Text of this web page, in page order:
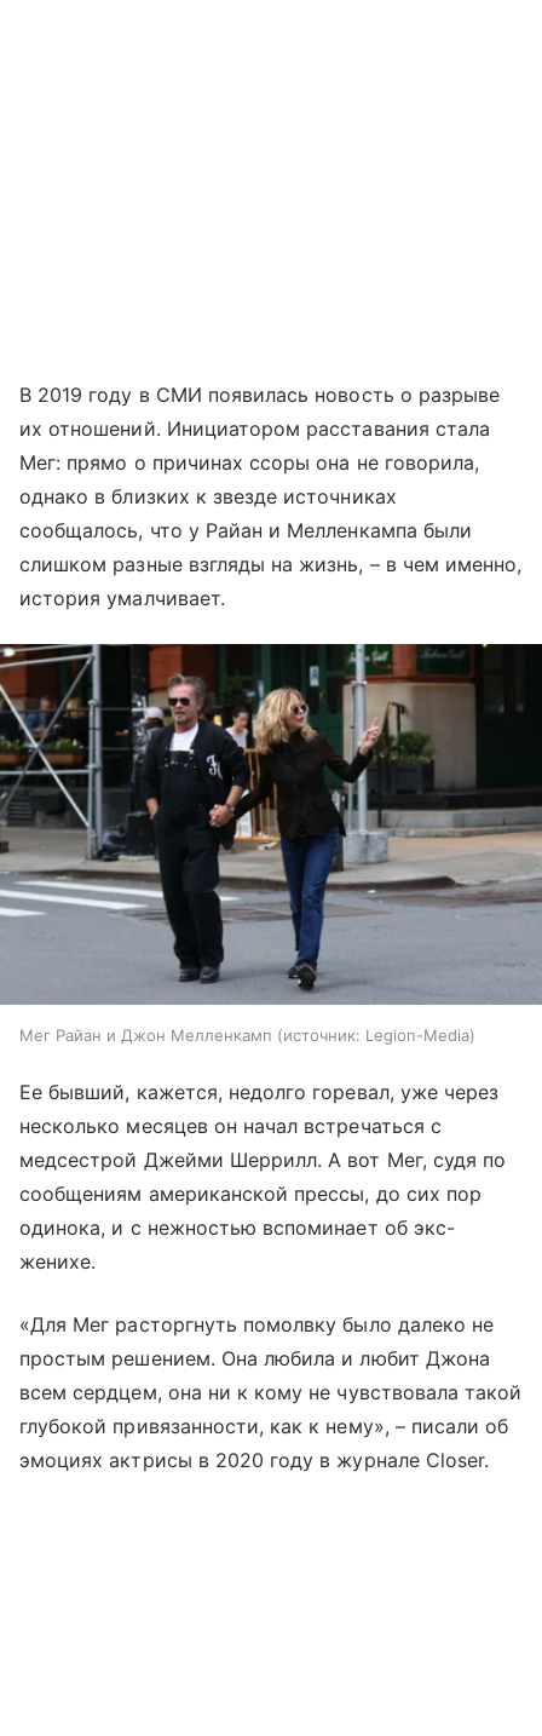
В 2019 году в СМИ появилась новость о разрыве
их отношений. Инициатором расставания стала
Мег: прямо о причинах ссоры она не говорила,
однако в близких к звезде источниках
сообщалось, что у Райан и Мелленкампа были
слишком разные взгляды на жизнь, – в чем именно,
история умалчивает.
Мег Райан и Джон Мелленкамп источник: Legion-Media
Ее бывший, кажется, недолго горевал, уже через
несколько месяцев он начал встречаться с
медсестрой Джейми Шеррилл. А вот Мег, судя по
сообщениям американской прессы, до сих пор
одинока, и с нежностью вспоминает об экс-
женихе.
«Для Мег расторгнуть помолвку было далеко не
простым решением. Она любила и любит Джона
всем сердцем, она ни к кому не чувствовала такой
глубокой привязанности, как к нему», – писали об
эмоциях актрисы в 2020 году в журнале Closer.